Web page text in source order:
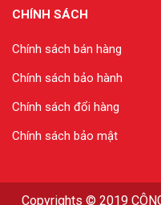
CHÍNH SÁCH
Chính sách bán hàng
Chính sách bảo hành
Chính sách đổi hàng
Chính sách bảo mật
Copyrights © 2019